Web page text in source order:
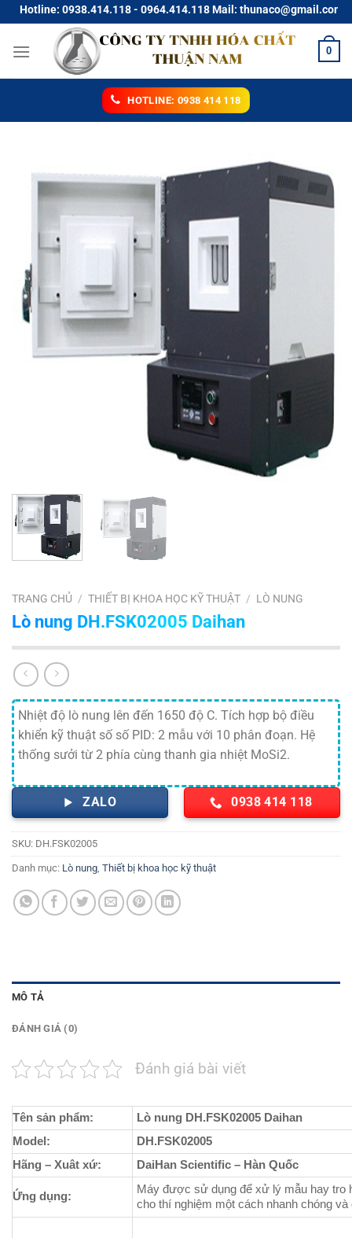
Chuyển
đến
nội
0938.414.118 - 0964.414.118 Mail: thunaco@gmail.com
0
HOTLINE: 0938 414 118
TRANG CHỦ / THIẾT BỊ KHOA HỌC KỸ THUẬT / LÒ NUNG
Lò nung DH.FSK02005 Daihan
Nhiệt độ lò nung lên đến 1650 độ C. Tích hợp bộ điều
khiển kỹ thuật số số PID: 2 mẫu với 10 phân đoạn. Hệ
thống sưởi từ 2 phía cùng thanh gia nhiệt MoSi2.
ZALO 0938 414 118
SKU: DH.FSK02005
Danh mục: Lò nung Thiết bị khoa học kỹ thuật
MÔ TẢ
ĐÁNH GIÁ (0)
Đánh giá bài viết
Tên sản phẩm:
Lò nung DH.FSK02005 Daihan
Model:
DH.FSK02005
Hãng – Xuât xứ:
DaiHan Scientific – Hàn Quốc
Ứng dụng:
Máy được sử dụng để xử lý mẫu hay tro
cho thí nghiệm một cách nhanh chóng và